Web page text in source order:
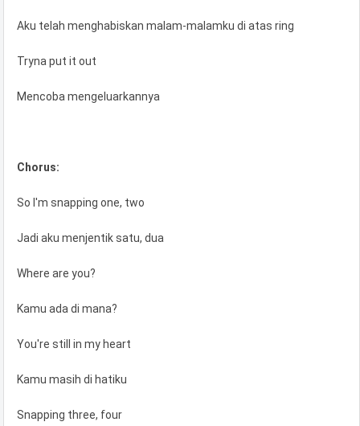
Aku telah menghabiskan malam-malamku di atas ring
Tryna put it out
Mencoba mengeluarkannya
Chorus:
So I'm snapping one, two
Jadi aku menjentik satu, dua
Where are you?
Kamu ada di mana?
You're still in my heart
Kamu masih di hatiku
Snapping three, four